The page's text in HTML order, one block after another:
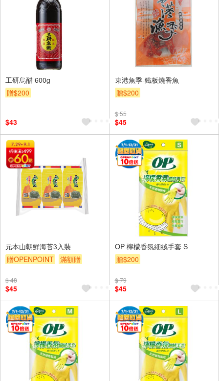
工研烏醋 600g
贈$200
$43
東港魚季-鐵板燒香魚
贈$200
$ 55
$45
元本山朝鮮海苔3入裝
贈OPENPOINT
滿額贈
$ 48
$45
OP 檸檬香氛細絨手套 S
贈$200
$ 79
$45